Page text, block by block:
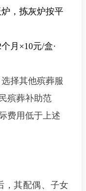
，拣灰炉按平
个月 ×10元/盒·
择其他殡葬服
殡葬补助范
费用低于上述
，其配偶、子女